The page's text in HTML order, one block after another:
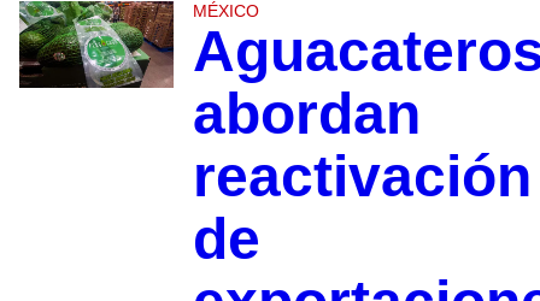
MÉXICO
abordan
reactivación
de